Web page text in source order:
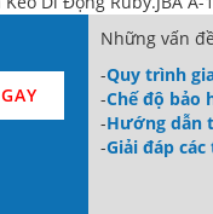
Những vấn
-Quy trình
-Chế độ bảo
-Hướng dẫn
-Giải đáp